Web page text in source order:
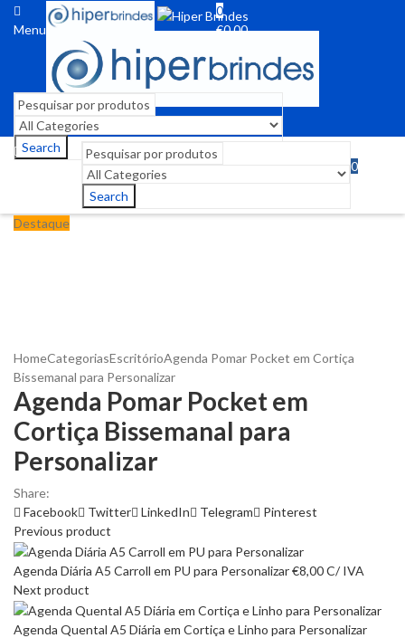
Menu
0
€0,00
Search
Search
0
Destaque
HomeCategoriasEscritórioAgenda Pomar Pocket em Cortiça
Bissemanal para Personalizar
Agenda Pomar Pocket em
Cortiça Bissemanal para
Personalizar
Share:
Facebook
Twitter LinkedIn Telegram
Pinterest
Previous product
Agenda Diária A5 Carroll em PU para Personalizar€8,00C/ IVA
Next product
Agenda Quental A5 Diária em Cortiça e Linho para Personalizar